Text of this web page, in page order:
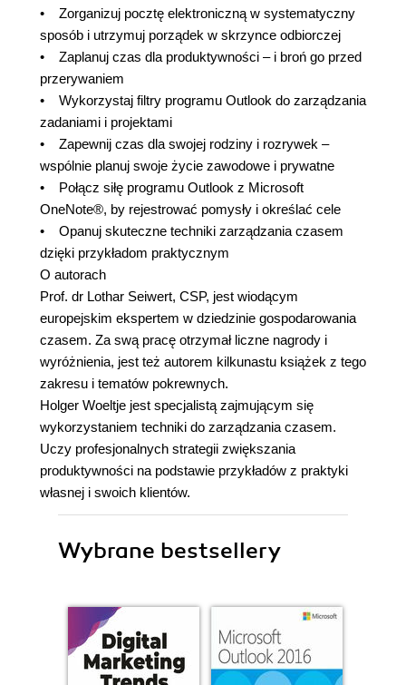
• Zorganizuj pocztę elektroniczną w systematyczny
sposób i utrzymuj porządek w skrzynce odbiorczej
• Zaplanuj czas dla produktywności – i broń go przed
przerywaniem
• Wykorzystaj filtry programu Outlook do zarządzania
zadaniami i projektami
• Zapewnij czas dla swojej rodziny i rozrywek –
wspólnie planuj swoje życie zawodowe i prywatne
• Połącz siłę programu Outlook z Microsoft
OneNote®, by rejestrować pomysły i określać cele
• Opanuj skuteczne techniki zarządzania czasem
dzięki przykładom praktycznym
O autorach
Prof. dr Lothar Seiwert, CSP, jest wiodącym
europejskim ekspertem w dziedzinie gospodarowania
czasem. Za swą pracę otrzymał liczne nagrody i
wyróżnienia, jest też autorem kilkunastu książek z tego
zakresu i tematów pokrewnych.
Holger Woeltje jest specjalistą zajmującym się
wykorzystaniem techniki do zarządzania czasem.
Uczy profesjonalnych strategii zwiększania
produktywności na podstawie przykładów z praktyki
własnej i swoich klientów.
Wybrane bestsellery